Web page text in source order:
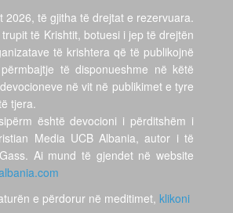
2026, të gjitha të drejtat e rezervuara.
të Krishtit, botuesi i jep të drejtën
të krishtera që të publikojnë
të disponueshme në këtë
në vit në publikimet e tyre
tjera.
është devocioni i përditshëm i
Media UCB Albania, autor i të
Ai mund të gjendet në website
e përdorur në meditimet, klikoni